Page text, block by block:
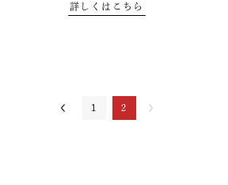
詳しくはこちら
1 2